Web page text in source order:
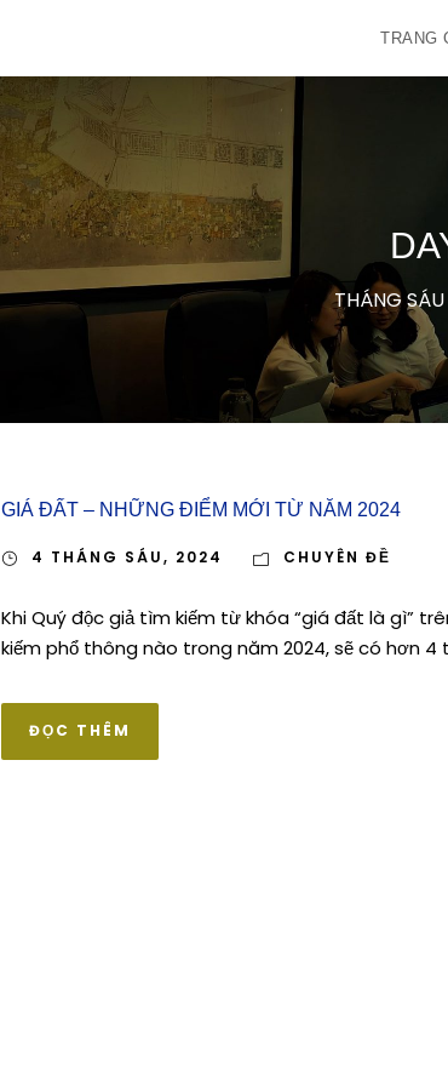
TRANG
THÁNG
GIÁ ĐẤT – NHỮNG ĐIỂM MỚI TỪ NĂM 2024
4 THÁNG SÁU, 2024 CHUYÊN ĐỀ
Khi Quý độc giả tìm kiếm từ khóa “giá đất là gì”
kiếm phổ thông nào trong năm 2024, sẽ có hơn 4
ĐỌC THÊM